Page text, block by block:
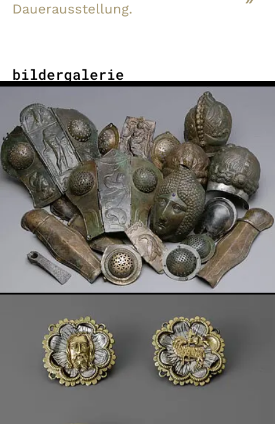
Dauerausstellung.
bildergalerie